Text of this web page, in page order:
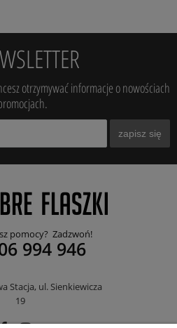
otrzymywać informacje o nowościach
zapisz się
pomocy? Zadzwoń!
994 946
Stacja, ul. Sienkiewicza
19